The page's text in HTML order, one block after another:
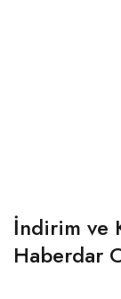
İndirim ve
Haberdar